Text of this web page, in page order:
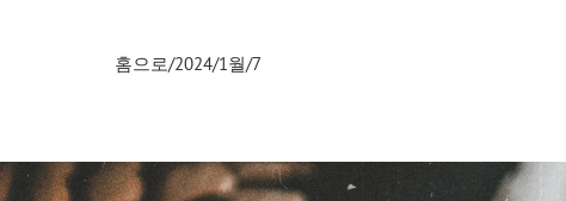
홈으로/2024/1월/7